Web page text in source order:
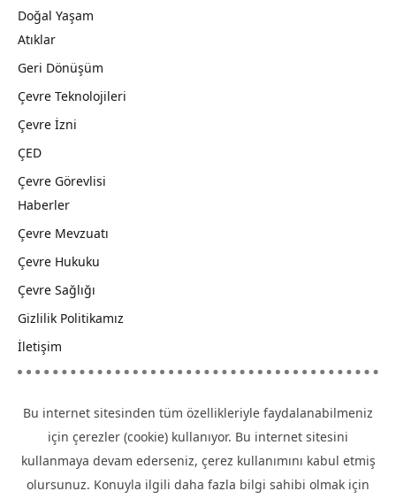
Doğal Yaşam
Atıklar
Geri Dönüşüm
Çevre Teknolojileri
Çevre İzni
ÇED
Çevre Görevlisi
Haberler
Çevre Mevzuatı
Çevre Hukuku
Çevre Sağlığı
Gizlilik Politikamız
İletişim
Bu internet sitesinden tüm özellikleriyle faydalanabilmeniz
için çerezler (cookie) kullanıyor. Bu internet sitesini
kullanmaya devam ederseniz, çerez kullanımını kabul etmiş
olursunuz. Konuyla ilgili daha fazla bilgi sahibi olmak için